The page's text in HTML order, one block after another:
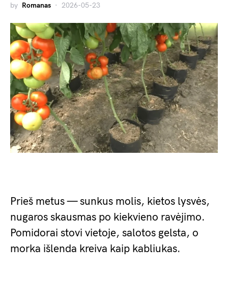
by Romanas 2026-05-23
Prieš metus — sunkus molis, kietos lysvės,
nugaros skausmas po kiekvieno ravėjimo.
Pomidorai stovi vietoje, salotos gelsta, o
morka išlenda kreiva kaip kabliukas.